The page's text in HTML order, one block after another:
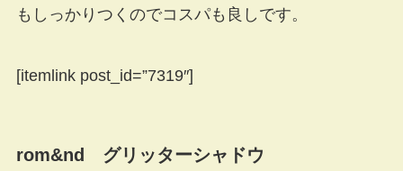
もしっかりつくのでコスパも良しです。
[itemlink post_id=”7319″]
rom&nd グリッターシャドウ